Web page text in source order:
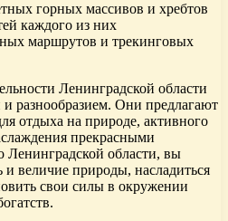
горных массивов и хребтов
каждого из них
маршрутов и трекинговых
Ленинградской области
и разнообразием. Они предлагают
отдыха на природе, активного
прекрасными
Ленинградской области, вы
величие природы, насладиться
свои силы в окружении